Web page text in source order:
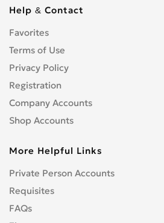
Help & Contact
Favorites
Terms of Use
Privacy Policy
Registration
Company Accounts
Shop Accounts
More Helpful Links
Private Person Accounts
Requisites
FAQs